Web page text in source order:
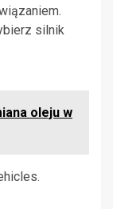
silnik
oleju w